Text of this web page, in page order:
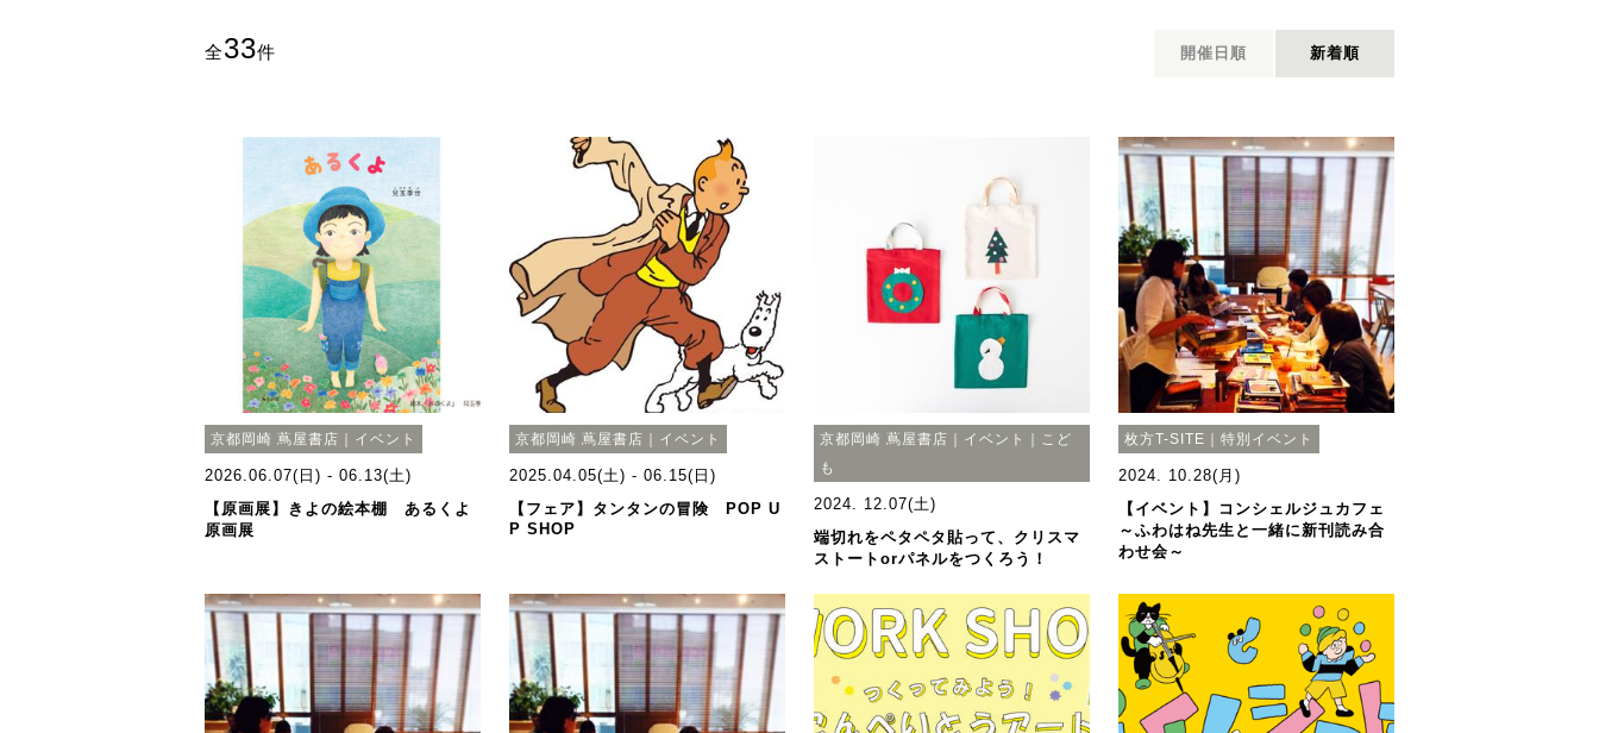
全33件 開催日順 新着順
京都岡崎 蔦屋書店｜イベント
2026.06.07(日) - 06.13(土)
【原画展】きよの絵本棚 あるくよ
原画展
京都岡崎 蔦屋書店｜イベント
2025.04.05(土) - 06.15(日)
【フェア】タンタンの冒険 POP U
P SHOP
京都岡崎 蔦屋書店｜イベント｜こど
も
2024. 12.07(土)
端切れをペタペタ貼って、クリスマ
ストートorパネルをつくろう！
枚方T-SITE｜特別イベント
2024. 10.28(月)
【イベント】コンシェルジュカフェ
～ふわはね先生と一緒に新刊読み合
わせ会～